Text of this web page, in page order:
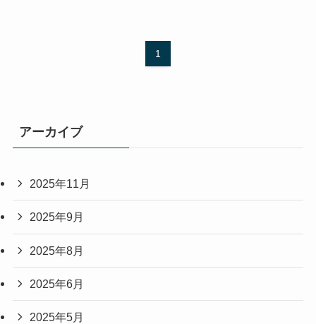
1
アーカイブ
2025年11月
2025年9月
2025年8月
2025年6月
2025年5月